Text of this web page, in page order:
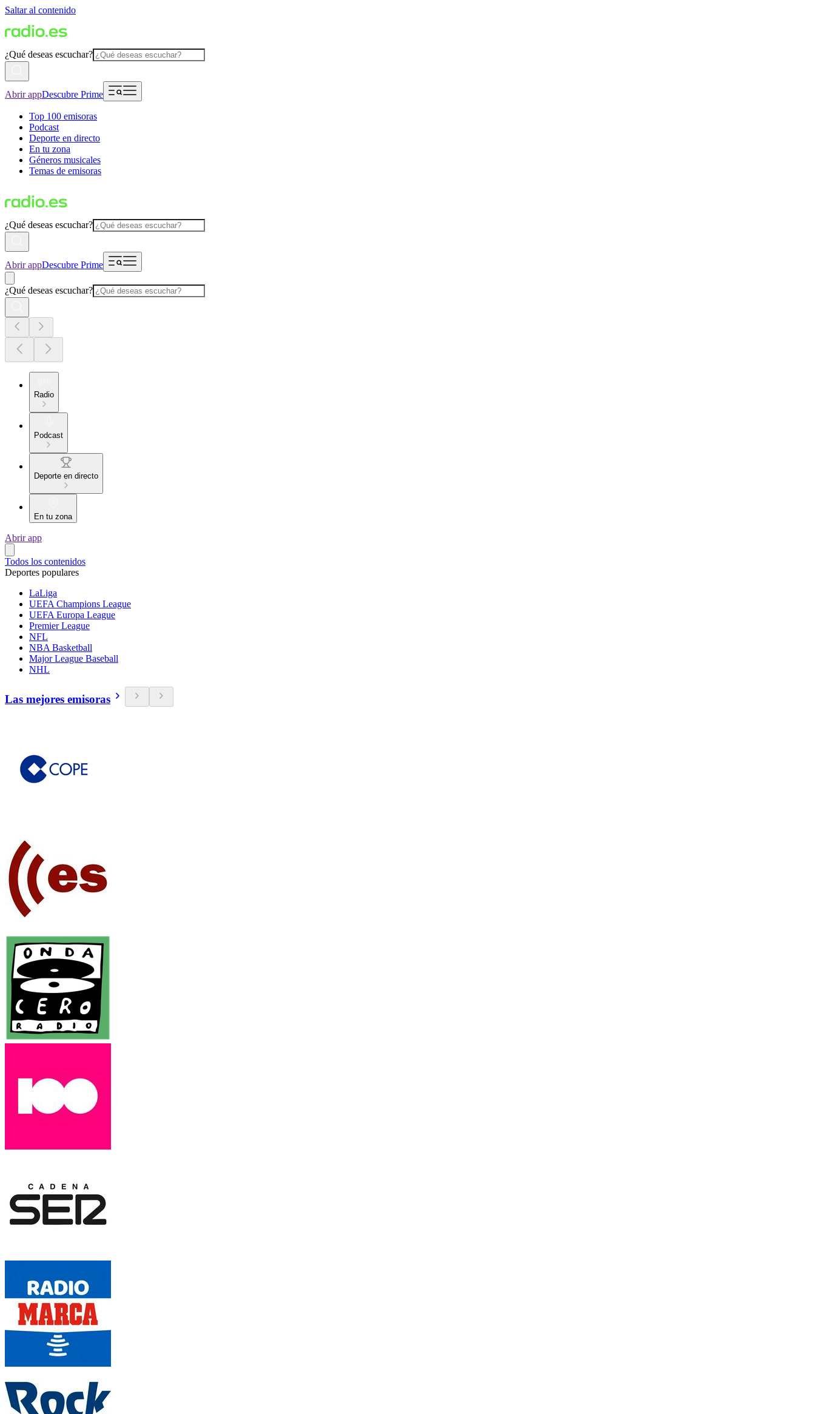
Saltar al contenido
¿Qué deseas escuchar?
Abrir appDescubre Prime
Top 100 emisoras
Podcast
Deporte en directo
En tu zona
Géneros musicales
Temas de emisoras
¿Qué deseas escuchar?
Abrir appDescubre Prime
¿Qué deseas escuchar?
Radio
Podcast
Deporte en directo
En tu zona
Abrir app
Todos los contenidos
Deportes populares
LaLiga
UEFA Champions League
UEFA Europa League
Premier League
NFL
NBA Basketball
Major League Baseball
NHL
Las mejores emisoras